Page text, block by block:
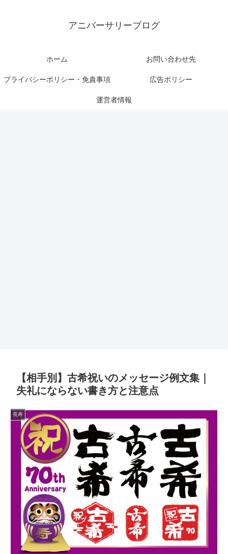
アニバーサリーブログ
ホーム お問い合わせ先
プライバシーポリシー・免責事項 広告ポリシー
運営者情報
【相手別】古希祝いのメッセージ例文集｜
失礼にならない書き方と注意点
長寿